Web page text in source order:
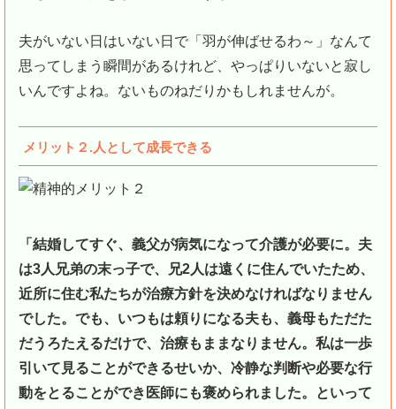
夫がいない日はいない日で「羽が伸ばせるわ～」なんて
思ってしまう瞬間があるけれど、やっぱりいないと寂し
いんですよね。ないものねだりかもしれませんが。
メリット２.人として成長できる
「結婚してすぐ、義父が病気になって介護が必要に。夫
は3人兄弟の末っ子で、兄2人は遠くに住んでいたため、
近所に住む私たちが治療方針を決めなければなりません
でした。でも、いつもは頼りになる夫も、義母もただた
だうろたえるだけで、治療もままなりません。私は一歩
引いて見ることができるせいか、冷静な判断や必要な行
動をとることができ医師にも褒められました。といって